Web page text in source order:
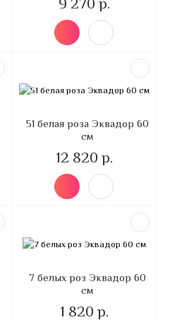
9 270 р.
51 белая роза Эквадор 60
см
12 820 р.
7 белых роз Эквадор 60
см
1 820 р.